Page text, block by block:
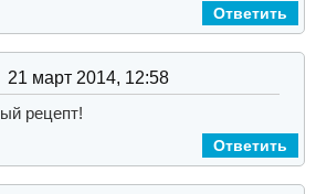
Ответить
март 2014, 12:58
рецепт!
Ответить